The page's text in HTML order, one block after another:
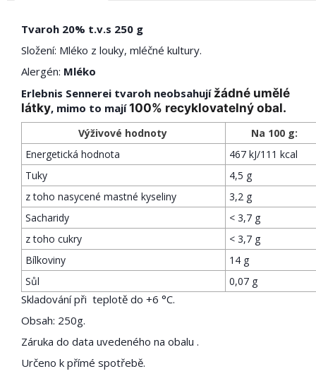
Tvaroh 20% t.v.s 250 g
Složení: Mléko z louky, mléčné kultury.
Alergén: Mléko
Erlebnis Sennerei tvaroh neobsahují žádné umělé
látky, mimo to mají100% recyklovatelný obal.
Výživové hodnoty
Na 100 g:
Energetická hodnota
467 kJ/111 kcal
Tuky
4,5 g
z toho nasycené mastné kyseliny
3,2 g
Sacharidy
< 3,7 g
z toho cukry
< 3,7 g
Bílkoviny
14 g
Sůl
0,07 g
Skladování při teplotě do +6 °C.
Obsah: 250g.
Záruka do data uvedeného na obalu .
Určeno k přímé spotřebě.